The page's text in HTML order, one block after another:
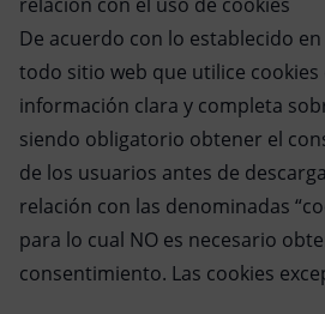
De acuerdo con lo establecido
todo sitio web que utilice
información clara y completa
siendo obligatorio obtener el
de los usuarios antes de
relación con las denominadas
para lo cual NO es necesario
consentimiento. Las cookies